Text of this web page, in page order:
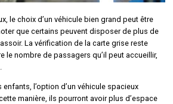
le choix d’un véhicule bien grand peut être
que certains peuvent disposer de plus de
La vérification de la carte grise reste
le nombre de passagers qu’il peut accueillir,
l’option d’un véhicule spacieux
manière, ils pourront avoir plus d’espace